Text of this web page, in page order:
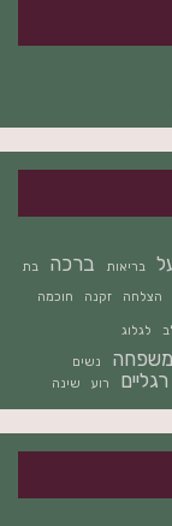
בריאות ברכה
בת
הצלחה זקנה חוכמה
לגלוג
משפחה נשים
רגליים רוע שינה